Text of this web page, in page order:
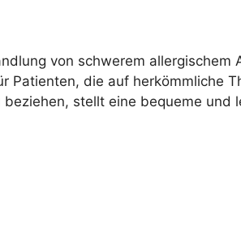
von schwerem allergischem
die auf herkömmliche
stellt eine bequeme und